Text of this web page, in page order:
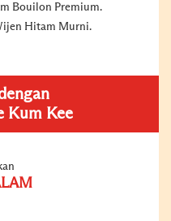
Bouilon Premium.
Hitam Murni.
Kum Kee